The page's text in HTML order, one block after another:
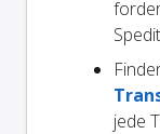
jede